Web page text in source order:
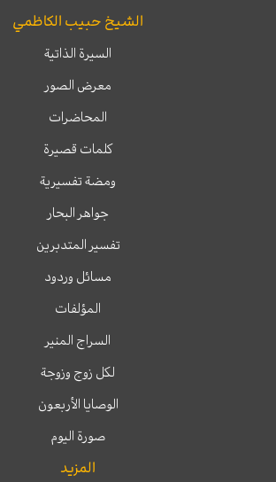
الشيخ حبيب الكاظمي
السيرة الذاتية
معرض الصور
المحاضرات
كلمات قصيرة
ومضة تفسيرية
جواهر البحار
تفسير المتدبرين
مسائل وردود
المؤلفات
السراج المنير
لكل زوج وزوجة
الوصايا الأربعون
صورة اليوم
المزيد